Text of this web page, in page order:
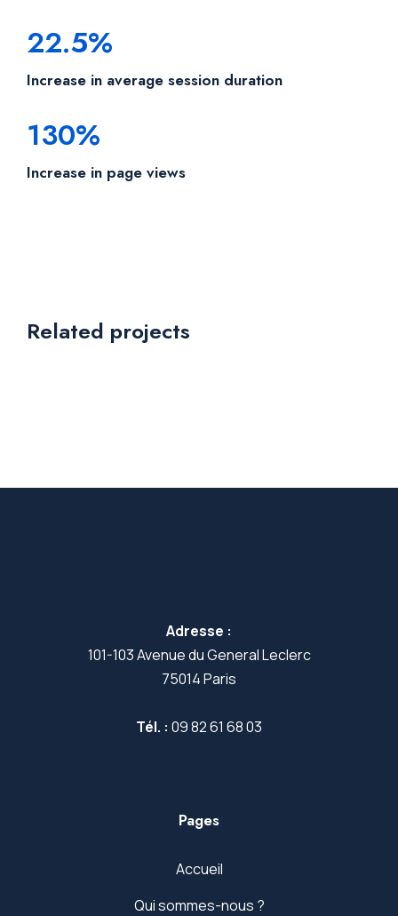
22.5%
Increase in average session duration
130%
Increase in page views
Related projects
Adresse :
101-103 Avenue du General Leclerc
75014 Paris
Tél. : 09 82 61 68 03
Pages
Accueil
Qui sommes-nous ?